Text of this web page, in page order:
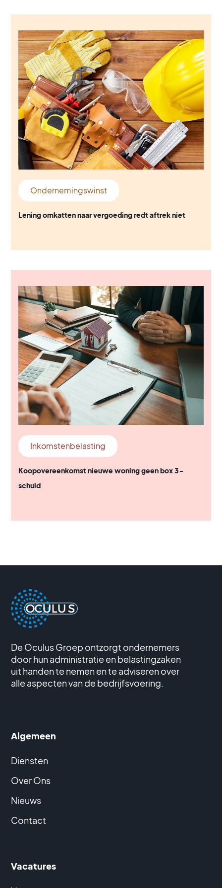
Ondernemingswinst
Lening omkatten naar vergoeding redt aftrek niet
Inkomstenbelasting
Koopovereenkomst nieuwe woning geen box 3-
schuld
De Oculus Groep ontzorgt ondernemers
door hun administratie en belastingzaken
uit handen te nemen en te adviseren over
alle aspecten van de bedrijfsvoering.
Algemeen
Diensten
Over Ons
Nieuws
Contact
Vacatures